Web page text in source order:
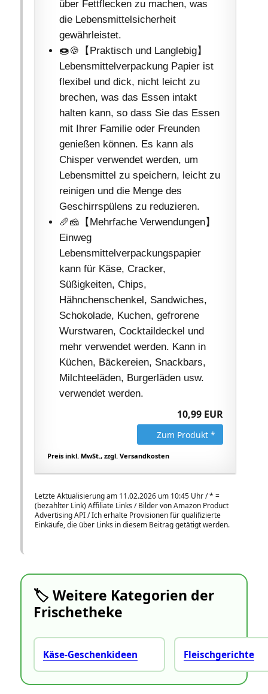
über Fettflecken zu machen, was
die Lebensmittelsicherheit
gewährleistet.
🍩🍪【Praktisch und Langlebig】
Lebensmittelverpackung Papier ist
flexibel und dick, nicht leicht zu
brechen, was das Essen intakt
halten kann, so dass Sie das Essen
mit Ihrer Familie oder Freunden
genießen können. Es kann als
Chisper verwendet werden, um
Lebensmittel zu speichern, leicht zu
reinigen und die Menge des
Geschirrspülens zu reduzieren.
🥖🧀【Mehrfache Verwendungen】
Einweg
Lebensmittelverpackungspapier
kann für Käse, Cracker,
Süßigkeiten, Chips,
Hähnchenschenkel, Sandwiches,
Schokolade, Kuchen, gefrorene
Wurstwaren, Cocktaildeckel und
mehr verwendet werden. Kann in
Küchen, Bäckereien, Snackbars,
Milchteeläden, Burgerläden usw.
verwendet werden.
10,99 EUR
Zum Produkt *
Preis inkl. MwSt., zzgl. Versandkosten
Letzte Aktualisierung am 11.02.2026 um 10:45 Uhr /* =
(bezahlter Link) Affiliate Links / Bilder von Amazon Product
Advertising API / Ich erhalte Provisionen für qualifizierte
Einkäufe, die über Links in diesem Beitrag getätigt werden.
🏷️ Weitere Kategorien der
Frischetheke
Käse‑Geschenkideen Fleischgerichte